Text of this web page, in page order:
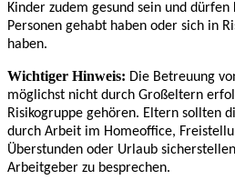
Kinder zudem gesund sein und
Personen gehabt haben oder sich in
haben.
Wichtiger Hinweis: Die Betreuung
möglichst nicht durch Großeltern
Risikogruppe gehören. Eltern sollten
durch Arbeit im Homeoffice,
Überstunden oder Urlaub
Arbeitgeber zu besprechen.